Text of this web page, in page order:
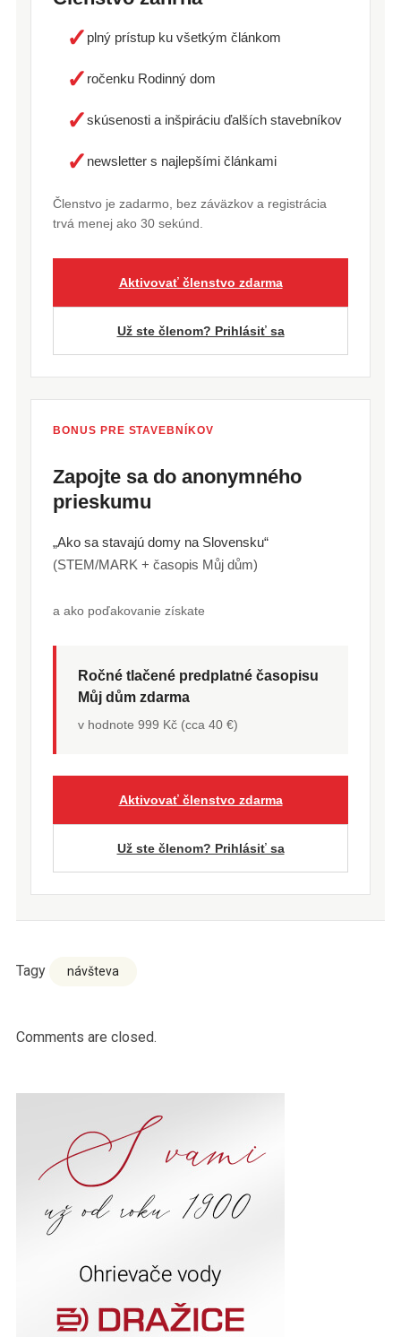
✓ plný prístup ku všetkým článkom
✓ ročenku Rodinný dom
✓skúsenosti a inšpiráciu ďalších stavebníkov
✓ newsletter s najlepšími článkami
Členstvo je zadarmo, bez záväzkov a registrácia
trvá menej ako 30 sekúnd.
Aktivovať členstvo zdarma
Už ste členom? Prihlásiť sa
BONUS PRE STAVEBNÍKOV
Zapojte sa do anonymného
prieskumu
„Ako sa stavajú domy na Slovensku“
(STEM/MARK + časopis Můj dům)
a ako poďakovanie získate
Ročné tlačené predplatné časopisu
Můj dům zdarma
v hodnote 999 Kč (cca 40 €)
Aktivovať členstvo zdarma
Už ste členom? Prihlásiť sa
Tagy návšteva
Comments are closed.